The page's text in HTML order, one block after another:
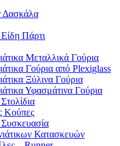
Δασκάλα
Είδη Πάρτι
Μεταλλικά Γούρια
Γούρια από Plexiglass
Ξύλινα Γούρια
Υφασμάτινα Γούρια
Κούπες
Συσκευασία
Κατασκευών